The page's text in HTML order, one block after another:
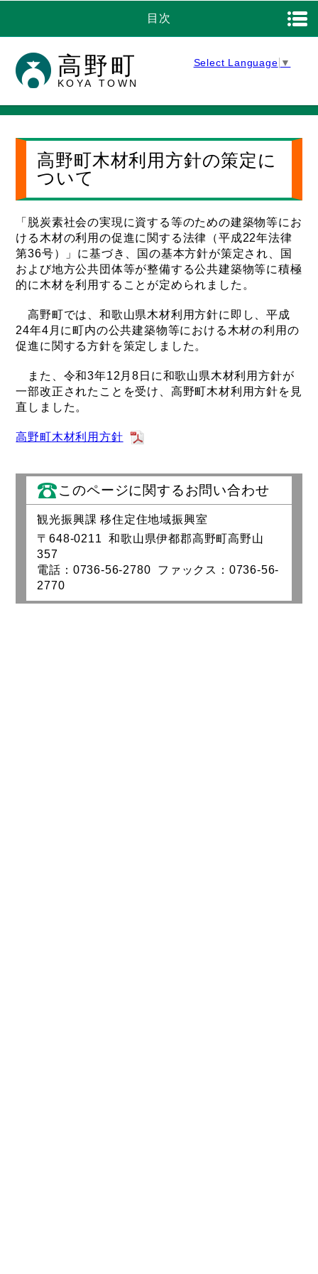
高野町
KOYA TOWN
Select Language ▼
目次
高野町木材利用方針の策定に
ついて
「脱炭素社会の実現に資する等のための建築物等にお
ける木材の利用の促進に関する法律（平成22年法律
第36号）」に基づき、国の基本方針が策定され、国
および地方公共団体等が整備する公共建築物等に積極
的に木材を利用することが定められました。
高野町では、和歌山県木材利用方針に即し、平成
24年4月に町内の公共建築物等における木材の利用の
促進に関する方針を策定しました。
また、令和3年12月8日に和歌山県木材利用方針が
一部改正されたことを受け、高野町木材利用方針を見
直しました。
高野町木材利用方針
このページに関するお問い合わせ
観光振興課 移住定住地域振興室
〒648-0211 和歌山県伊都郡高野町高野山
357
電話：0736-56-2780 ファックス：0736-56-
2770